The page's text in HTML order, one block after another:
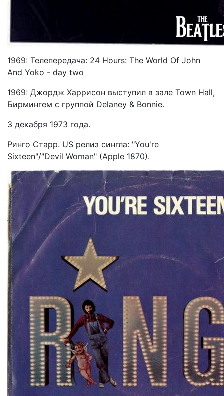
1969: Телепередача: 24 Hours: The World Of John
And Yoko - day two
1969: Джордж Харрисон выступил в зале Town Hall,
Бирмингем с группой Delaney & Bonnie.
3 декабря 1973 года.
Ринго Старр. US релиз сингла: "You're
Sixteen"/"Devil Woman" (Apple 1870).